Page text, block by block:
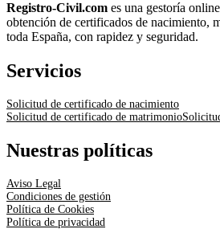
Registro-Civil.com es una gestoría
obtención de certificados de nacimiento,
toda España, con rapidez y seguridad.
Servicios
Solicitud de certificado de nacimiento
Solicitud de certificado de matrimonio
Nuestras políticas
Aviso Legal
Condiciones de gestión
Política de Cookies
Política de privacidad